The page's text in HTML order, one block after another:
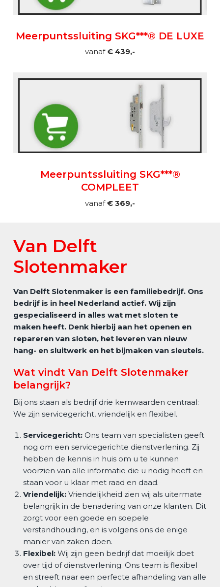
Meerpuntssluiting SKG***® DE LUXE
vanaf€ 439,-
Meerpuntssluiting SKG***®
COMPLEET
vanaf€ 369,-
Van Delft
Slotenmaker
Van Delft Slotenmaker is een familiebedrijf. Ons
bedrijf is in heel Nederland actief. Wij zijn
gespecialiseerd in alles wat met sloten te
maken heeft. Denk hierbij aan het openen en
repareren van sloten, het leveren van nieuw
hang- en sluitwerk en het bijmaken van sleutels.
Wat vindt Van Delft Slotenmaker
belangrijk?
Bij ons staan als bedrijf drie kernwaarden centraal:
We zijn servicegericht, vriendelijk en flexibel.
Servicegericht:Ons team van specialisten geeft
nog om een servicegerichte dienstverlening. Zij
hebben de kennis in huis om u te kunnen
voorzien van alle informatie die u nodig heeft en
staan voor u klaar met raad en daad.
Vriendelijk:Vriendelijkheid zien wij als uitermate
belangrijk in de benadering van onze klanten. Dit
zorgt voor een goede en soepele
verstandhouding, en is volgens ons de enige
manier van zaken doen.
Flexibel:Wij zijn geen bedrijf dat moeilijk doet
over tijd of dienstverlening. Ons team is flexibel
en streeft naar een perfecte afhandeling van alle